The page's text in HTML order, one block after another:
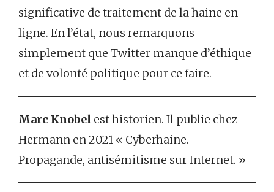
significative de traitement de la haine en
ligne. En l’état, nous remarquons
simplement que Twitter manque d’éthique
et de volonté politique pour ce faire.
Marc Knobel est historien. Il publie chez
Hermann en 2021 « Cyberhaine.
Propagande, antisémitisme sur Internet. »